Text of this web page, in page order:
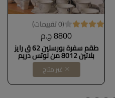
(0 تقييمات)
8800 ج.م
طقم سفرة بورسلين 62 ق رايز
بلاتين 8012 من لوتس دريم
غير متاح